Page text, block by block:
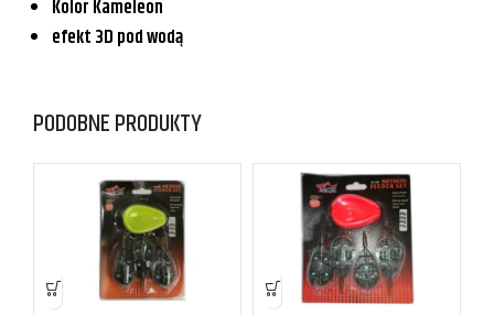
Kolor Kameleon
efekt 3D pod wodą
PODOBNE PRODUKTY